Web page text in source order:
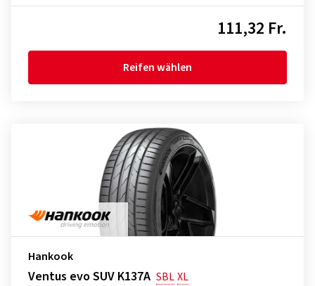
111,32 Fr.
Reifen wählen
Hankook
Ventus evo SUV K137A SBLXL